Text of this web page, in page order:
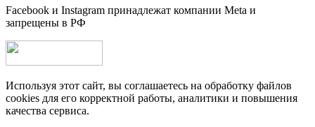
Facebook и Instagram принадлежат компании Metа и
запрещены в РФ
Используя этот сайт, вы соглашаетесь на обработку файлов
cookies для его корректной работы, аналитики и повышения
качества сервиса.